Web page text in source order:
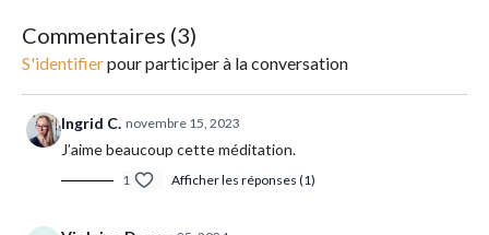
Commentaires (3)
S'identifierpour participer à la conversation
Ingrid C. novembre 15, 2023
J’aime beaucoup cette méditation.
1 Afficher les réponses (1)